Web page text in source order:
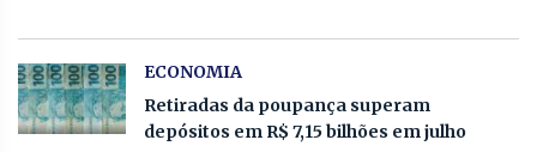
ECONOMIA
Retiradas da poupança superam
depósitos em R$ 7,15 bilhões em julho